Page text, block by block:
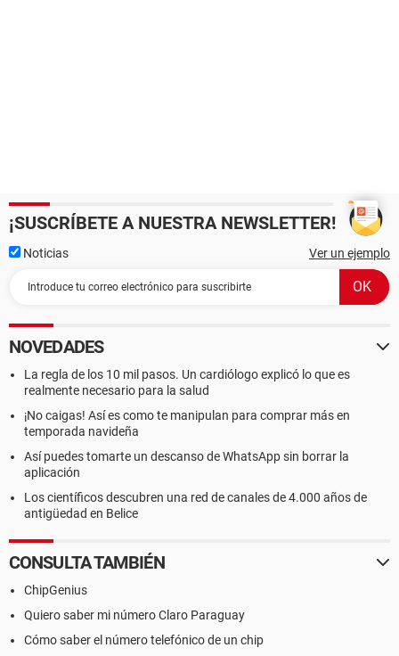
¡SUSCRÍBETE A NUESTRA NEWSLETTER!
Noticias Ver un ejemplo
NOVEDADES
La regla de los 10 mil pasos. Un cardiólogo explicó lo que es
realmente necesario para la salud
¡No caigas! Así es como te manipulan para comprar más en
temporada navideña
Así puedes tomarte un descanso de WhatsApp sin borrar la
aplicación
Los científicos descubren una red de canales de 4.000 años de
antigüedad en Belice
CONSULTA TAMBIÉN
ChipGenius
Quiero saber mi número Claro Paraguay
Cómo saber el número telefónico de un chip